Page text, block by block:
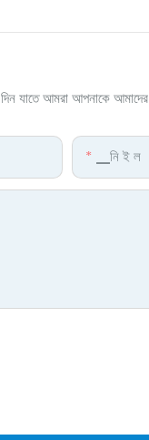
যাতে আমরা আপনাকে
▁নি ই ল